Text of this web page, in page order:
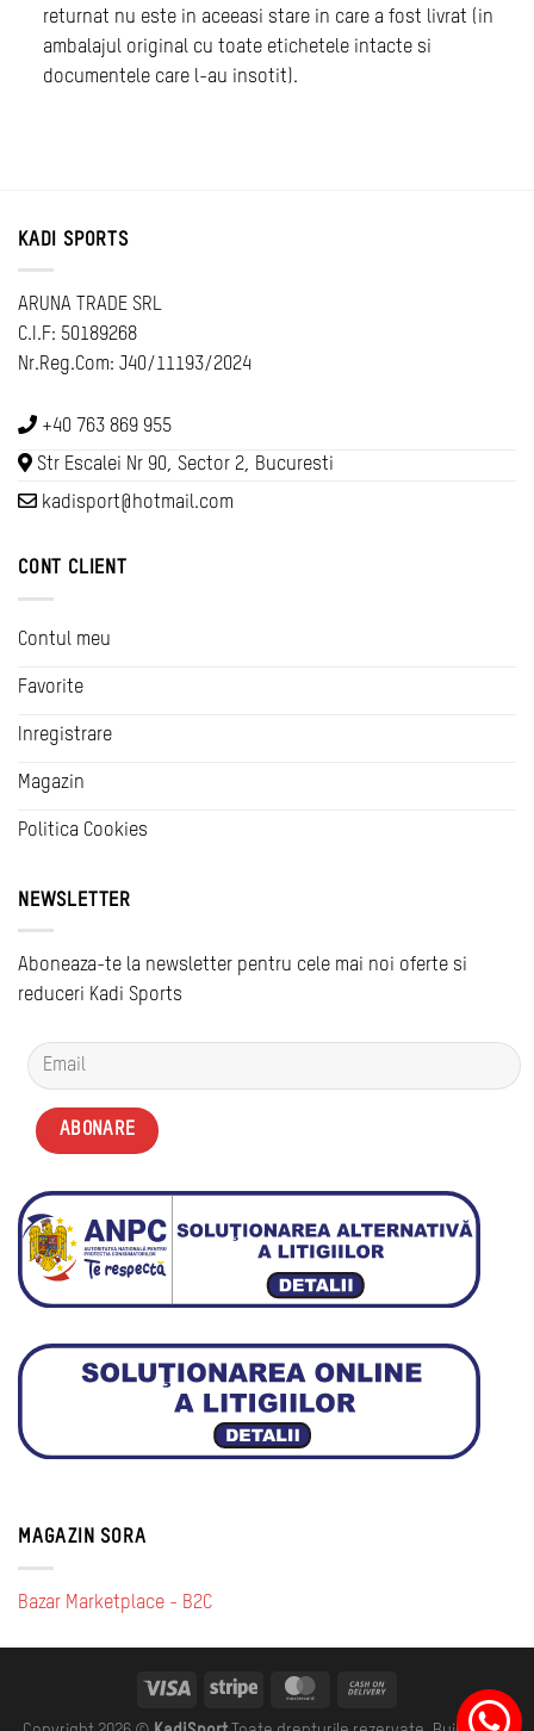
returnat nu este in aceeasi stare in care a fost livrat (in
ambalajul original cu toate etichetele intacte si
documentele care l-au insotit).
KADI SPORTS
ARUNA TRADE SRL
C.I.F: 50189268
Nr.Reg.Com: J40/11193/2024
+40 763 869 955
Str Escalei Nr 90, Sector 2, Bucuresti
kadisport@hotmail.com
CONT CLIENT
Contul meu
Favorite
Inregistrare
Magazin
Politica Cookies
NEWSLETTER
Aboneaza-te la newsletter pentru cele mai noi oferte si
reduceri Kadi Sports
MAGAZIN SORA
Bazar Marketplace - B2C